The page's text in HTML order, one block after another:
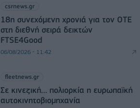
csrnews.gr
18η συνεχόμενη χρονιά για τον ΟΤΕ
στη διεθνή σειρά δεικτών
FTSE4Good
06/08/2026 - 11:42
fleetnews.gr
Σε κινεζική… πολιορκία η ευρωπαϊκή
αυτοκινητοβιομηχανία